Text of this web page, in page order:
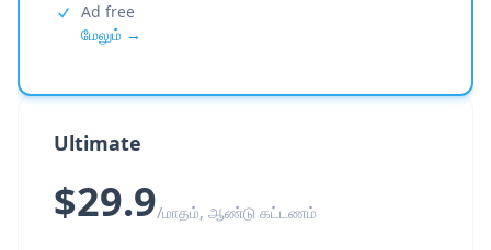
Ad free
மேலும் →
Ultimate
$29.9/மாதம், ஆண்டு கட்டணம்